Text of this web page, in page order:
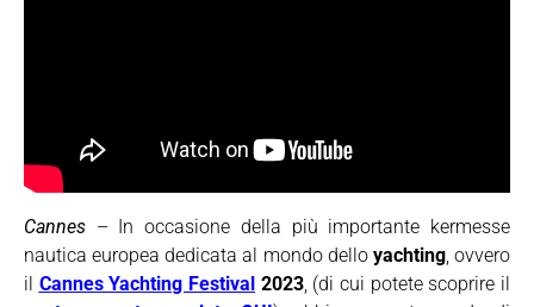
Cannes – In occasione della più importante kermesse
nautica europea dedicata al mondo dello yachting, ovvero
il Cannes Yachting Festival 2023, (di cui potete scoprire il